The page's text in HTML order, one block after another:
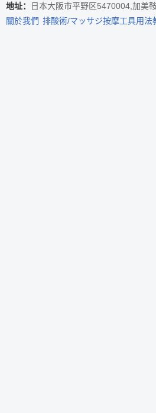
地址：
日本大阪市平野区5470004,加美
關於我們 排酸術/マッサジ按摩工具用法